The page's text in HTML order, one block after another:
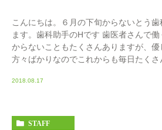
こんにちは。６月の下旬からないとう
ます。歯科助手のHです 歯医者さんで
からないこともたくさんありますが、
方々ばかりなのでこれからも毎日たく
2018.08.17
STAFF